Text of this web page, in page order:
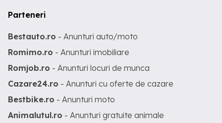
Parteneri
Bestauto.ro - Anunturi auto/moto
Romimo.ro - Anunturi imobiliare
Romjob.ro - Anunturi locuri de munca
Cazare24.ro - Anunturi cu oferte de cazare
Bestbike.ro - Anunturi moto
Animalutul.ro - Anunturi gratuite animale